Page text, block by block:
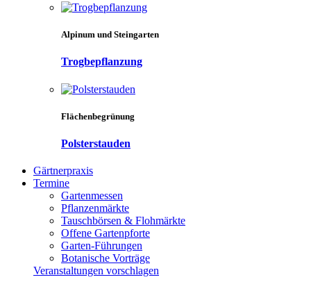
Alpinum und Steingarten
Trogbepflanzung
Flächenbegrünung
Polsterstauden
Gärtnerpraxis
Termine
Gartenmessen
Pflanzenmärkte
Tauschbörsen & Flohmärkte
Offene Gartenpforte
Garten-Führungen
Botanische Vorträge
Veranstaltungen vorschlagen